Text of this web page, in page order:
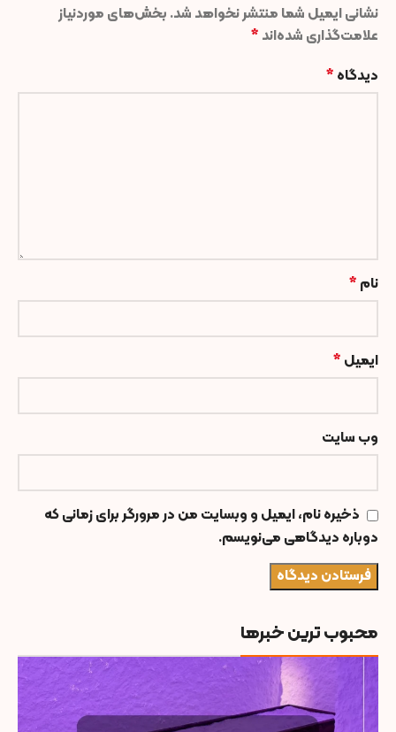
نشانی ایمیل شما منتشر نخواهد شد. بخش‌های موردنیاز
علامت‌گذاری شده‌اند *
دیدگاه *
نام *
ایمیل *
وب‌ سایت
ذخیره نام، ایمیل و وبسایت من در مرورگر برای زمانی که
دوباره دیدگاهی می‌نویسم.
محبوب ترین خبرها